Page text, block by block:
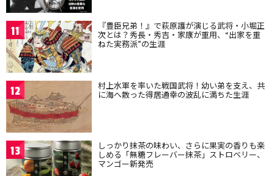
11 『豊臣兄弟！』で萩原護が演じる武将・小堀正
次とは？秀長・秀吉・家康が重用、“出家を重
ねた実務派”の生涯
12 村上水軍を率いた戦国武将！幼い弟を支え、共
に海へ散った得居通幸の波乱に満ちた生涯
13 しっかり抹茶の味わい、さらに果実の香りも楽
しめる「無糖フレーバー抹茶」ストロベリー、
マンゴー新発売